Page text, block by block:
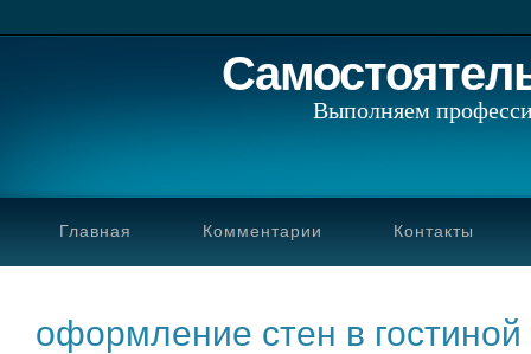
Выполняем
Главная Комментарии Контакты
оформление стен в гостиной